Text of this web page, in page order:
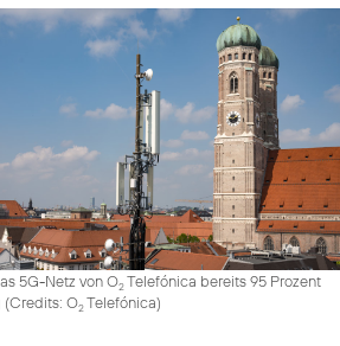
5G-Netz von O2Telefónica bereits 95 Prozent
(Credits: O2Telefónica)